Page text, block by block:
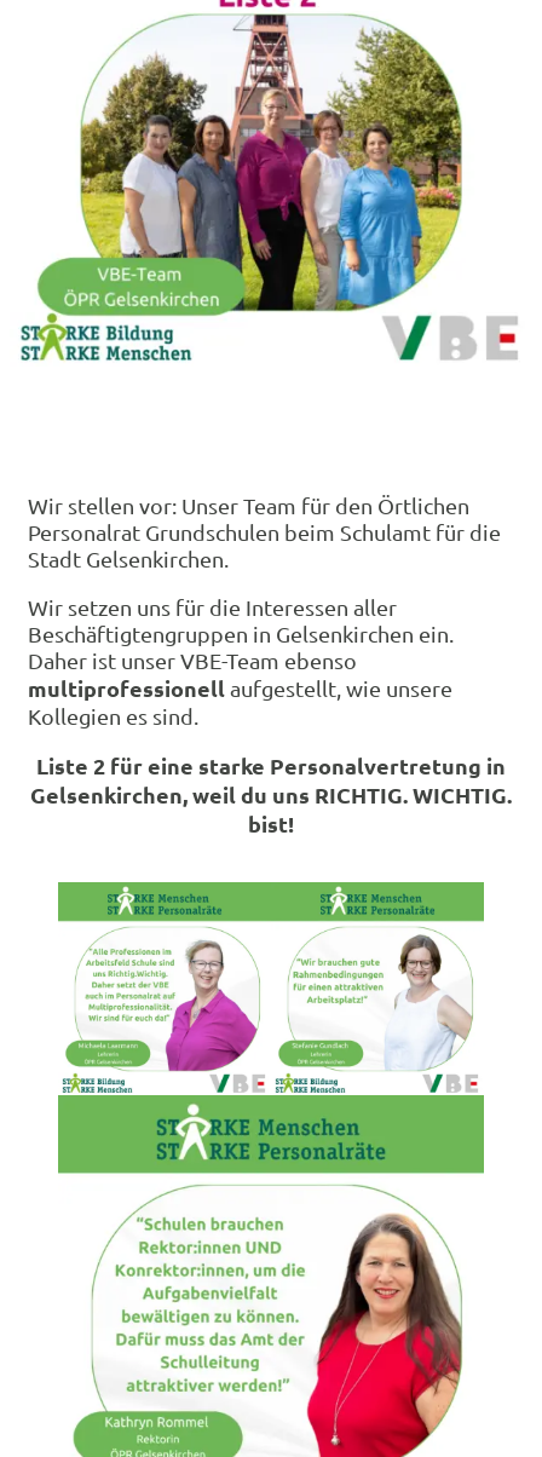
Wir stellen vor: Unser Team für den Örtlichen
Personalrat Grundschulen beim Schulamt für die
Stadt Gelsenkirchen.
Wir setzen uns für die Interessen aller
Beschäftigtengruppen in Gelsenkirchen ein.
Daher ist unser VBE-Team ebenso
multiprofessionellaufgestellt, wie unsere
Kollegien es sind.
Liste 2 für eine starke Personalvertretung in
Gelsenkirchen, weil du uns RICHTIG. WICHTIG.
bist!